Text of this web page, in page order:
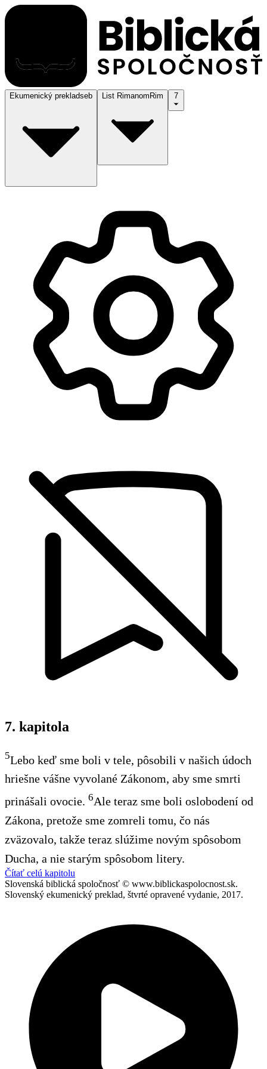
Ekumenický prekladseb List Rimanom Rim
7. kapitola
5Lebo keď sme boli v tele, pôsobili v našich údoch
hriešne vášne vyvolané Zákonom, aby sme smrti
prinášali ovocie. 6Ale teraz sme boli oslobodení od
Zákona, pretože sme zomreli tomu, čo nás
zväzovalo, takže teraz slúžime novým spôsobom
Ducha, a nie starým spôsobom litery.
Čítať celú kapitolu
Slovenská biblická spoločnosť © www.biblickaspolocnost.sk.
Slovenský ekumenický preklad, štvrté opravené vydanie, 2017.